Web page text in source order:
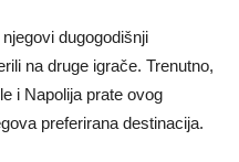
dugogodišnji
na druge igrače. Trenutno,
i Napolija prate ovog
preferirana destinacija.